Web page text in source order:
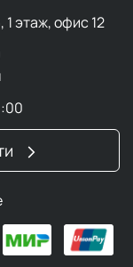
этаж, офис 12